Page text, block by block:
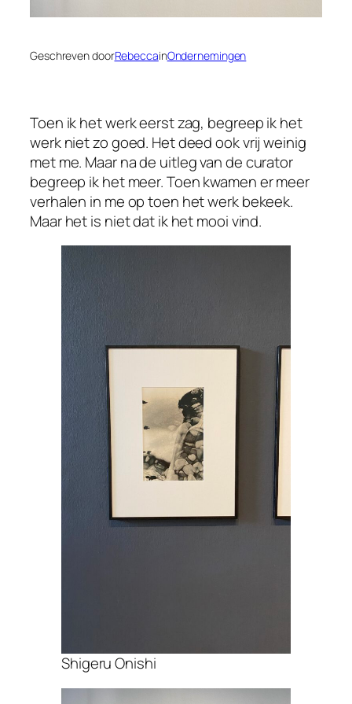
Geschreven doorRebeccainOndernemingen
Toen ik het werk eerst zag, begreep ik het
werk niet zo goed. Het deed ook vrij weinig
met me. Maar na de uitleg van de curator
begreep ik het meer. Toen kwamen er meer
verhalen in me op toen het werk bekeek.
Maar het is niet dat ik het mooi vind.
Shigeru Onishi